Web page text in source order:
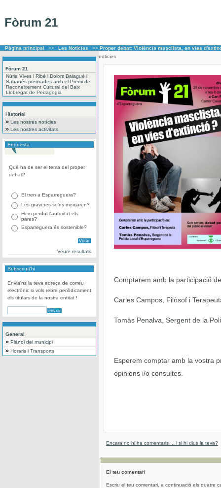
Fòrum 21
Pàgina principal >> Les Noticies >> Proper debat: Violència masclista, en vies
Fòrum 21
Núria Vives i Ribé i Dolors Balagué i
Sabanés premiades amb el Premi de
Reconeixement Cultural del Baix
Llobregat de Pedagogia
Historial
Les nostres notícies
Les nostres activitats
Enquesta
Què ha de ser el tema del proper
debat?
El tren a Esparreguera?
Les graveres se'ns menjaren?
Hem perdut l'autoritat els
pares?
Esparreguera és sostenible?
Veure resultats
Subscriu-t'hi
Envia'ns la teva adreça de correu
electrònic si vols rebre periòdicament
els titulars de la nostra entitat !
General
Plànol del municipi
Horaris i Transports
noticies
Comptarem amb la participació
Carles Campos, Filòsof i
Tomàs Penalva, Sergent de la
Esperem comptar amb la vostra
opinions i/o consultes.
Encara no hi ha comentaris ... i si hi dius la teva?
El teu comentari
Escriu el teu comentari, a continuació els quatre